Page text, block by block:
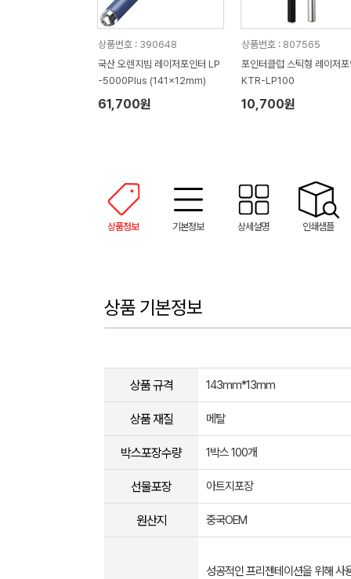
상품번호 : 390648
국산 오렌지빔 레이저포인터 LP
-5000Plus (141x12mm)
61,700원
상품번호 : 807565
포인터클럽 스틱형 레이저
KTR-LP100
10,700원
상품정보 기본정보 상세설명 인쇄샘플
상품 기본정보
상품 규격 143mm*13mm
상품 재질 메탈
박스포장수량 1박스 100개
선물포장 아트지포장
원산지 중국OEM
성공적인 프리젠테이션을 위해 사